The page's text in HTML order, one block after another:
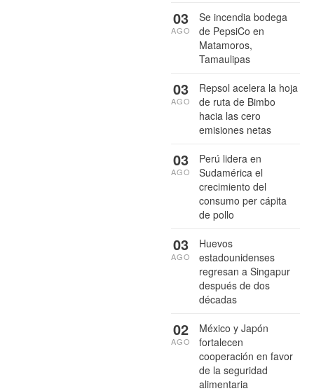
Se incendia bodega
de PepsiCo en
Matamoros,
Tamaulipas
03
AGO
Repsol acelera la hoja
de ruta de Bimbo
hacia las cero
emisiones netas
03
AGO
Perú lidera en
Sudamérica el
crecimiento del
consumo per cápita
de pollo
03
AGO
Huevos
estadounidenses
regresan a Singapur
después de dos
décadas
03
AGO
México y Japón
fortalecen
cooperación en favor
de la seguridad
alimentaria
02
AGO